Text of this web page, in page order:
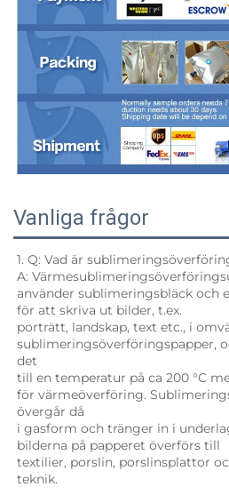
Vanliga frågor
1. Q: Vad är
A:
använder sublimeringsbläck och
för att skriva ut bilder, t.ex.
porträtt, landskap, text etc., i
sublimeringsöverföringspapper,
det
till en temperatur på ca 200 °C
för värmeöverföring.
övergår då
i gasform och tränger in i
bilderna på papperet överförs till
textilier, porslin, porslinsplattor
teknik.